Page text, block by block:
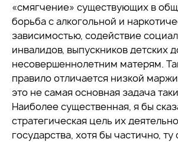
«смягчение» существующих в
борьба с алкогольной и
зависимостью, содействие
инвалидов, выпускников детских
несовершеннолетним матерям.
правило отличается низкой
это не самая основная задача
Наиболее существенная, я бы
стратегическая цель их
государства, хотя бы частично,